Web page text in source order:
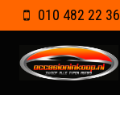
Doorgaan
naar
inhoud
010 482 22 36